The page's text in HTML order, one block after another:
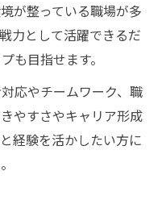
が整っている職場が多
力として活躍できるだ
も目指せます。
応やチームワーク、職
やすさやキャリア形成
経験を活かしたい方に